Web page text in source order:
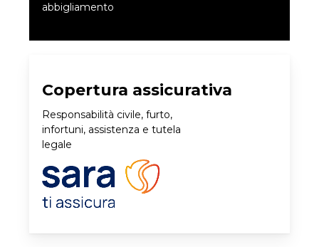
abbigliamento
Copertura assicurativa
Responsabilità civile, furto,
infortuni, assistenza e tutela
legale